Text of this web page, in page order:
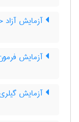
آزمایش
آزمایش
آزمایش